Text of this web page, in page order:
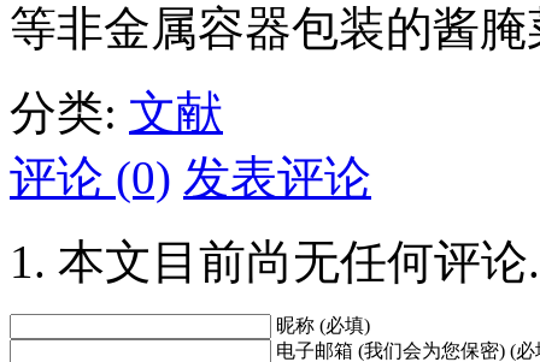
等非金属容器包装的酱
分类: 文献
评论 (0) 发表评论
本文目前尚无任何评论.
昵称 (必填)
电子邮箱 (我们会为您保密) (必